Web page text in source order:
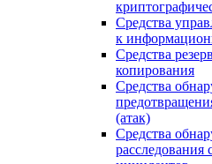
Средства
к
Средства
копирования
Средства
(атак)
Средства
расследования